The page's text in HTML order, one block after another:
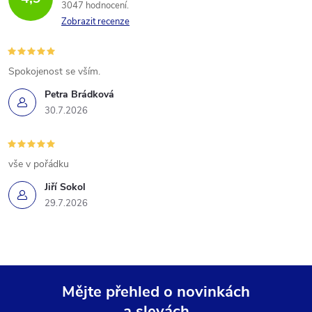
3047 hodnocení
Zobrazit recenze
Petra Brádková
30.7.2026
Spokojenost se vším.
Jiří Sokol
29.7.2026
vše v pořádku
Mějte přehled o novinkách